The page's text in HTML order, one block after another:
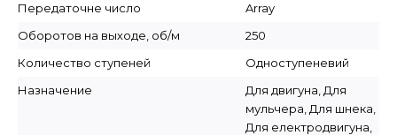
Передаточне число
Array
Оборотов на выходе, об/м
250
Количество ступеней
Одноступеневий
Назначение
Для двигуна, Для
мульчера, Для шнека,
Для електродвигуна,